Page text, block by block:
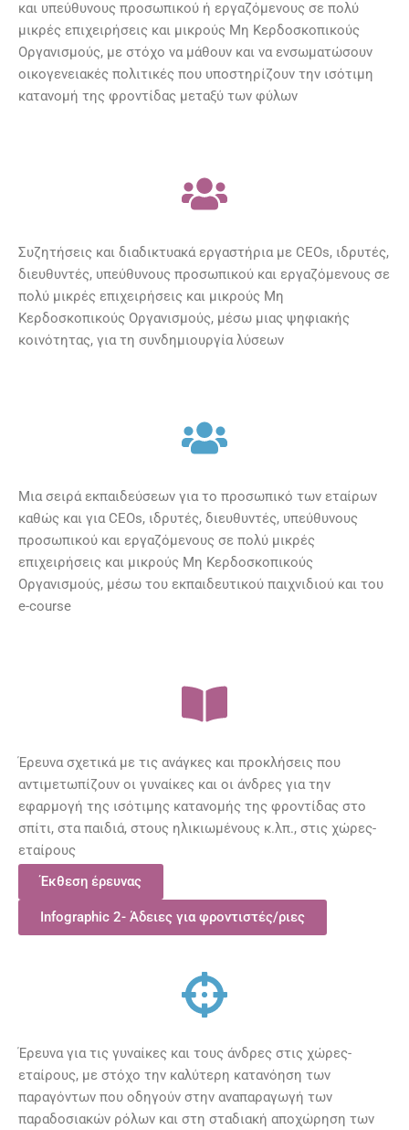
και υπεύθυνους προσωπικού ή εργαζόμενους σε πολύ
μικρές επιχειρήσεις και μικρούς Μη Κερδοσκοπικούς
Οργανισμούς, με στόχο να μάθουν και να ενσωματώσουν
οικογενειακές πολιτικές που υποστηρίζουν την ισότιμη
κατανομή της φροντίδας μεταξύ των φύλων
Συζητήσεις και διαδικτυακά εργαστήρια με CEOs, ιδρυτές,
διευθυντές, υπεύθυνους προσωπικού και εργαζόμενους σε
πολύ μικρές επιχειρήσεις και μικρούς Μη
Κερδοσκοπικούς Οργανισμούς, μέσω μιας ψηφιακής
κοινότητας, για τη συνδημιουργία λύσεων
Μια σειρά εκπαιδεύσεων για το προσωπικό των εταίρων
καθώς και για CEOs, ιδρυτές, διευθυντές, υπεύθυνους
προσωπικού και εργαζόμενους σε πολύ μικρές
επιχειρήσεις και μικρούς Μη Κερδοσκοπικούς
Οργανισμούς, μέσω του εκπαιδευτικού παιχνιδιού και του
e-course
Έρευνα σχετικά με τις ανάγκες και προκλήσεις που
αντιμετωπίζουν οι γυναίκες και οι άνδρες για την
εφαρμογή της ισότιμης κατανομής της φροντίδας στο
σπίτι, στα παιδιά, στους ηλικιωμένους κ.λπ., στις χώρες-
εταίρους
Έκθεση έρευνας
Infographic 2- Άδειες για φροντιστές/ριες
Έρευνα για τις γυναίκες και τους άνδρες στις χώρες-
εταίρους, με στόχο την καλύτερη κατανόηση των
παραγόντων που οδηγούν στην αναπαραγωγή των
παραδοσιακών ρόλων και στη σταδιακή αποχώρηση των